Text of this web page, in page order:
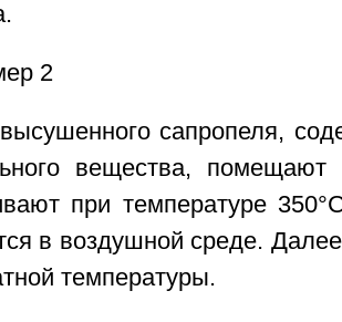
2
сапропеля,
вещества,
при температуре
в воздушной среде.
температуры.